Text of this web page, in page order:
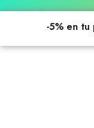
-5% en tu